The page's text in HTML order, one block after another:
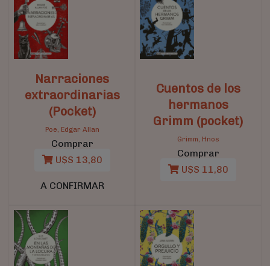
Narraciones
extraordinarias
(Pocket)
Poe, Edgar Allan
Comprar
U$S 13,80
A CONFIRMAR
Cuentos de los
hermanos
Grimm (pocket)
Grimm, Hnos
Comprar
U$S 11,80